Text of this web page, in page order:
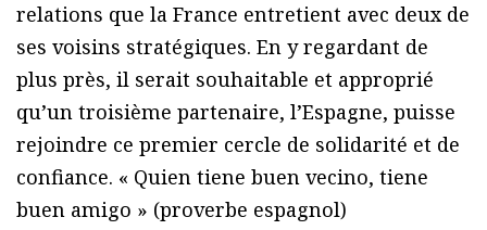
relations que la France entretient avec deux de
ses voisins stratégiques. En y regardant de
plus près, il serait souhaitable et approprié
qu’un troisième partenaire, l’Espagne, puisse
rejoindre ce premier cercle de solidarité et de
confiance. « Quien tiene buen vecino, tiene
buen amigo » (proverbe espagnol)